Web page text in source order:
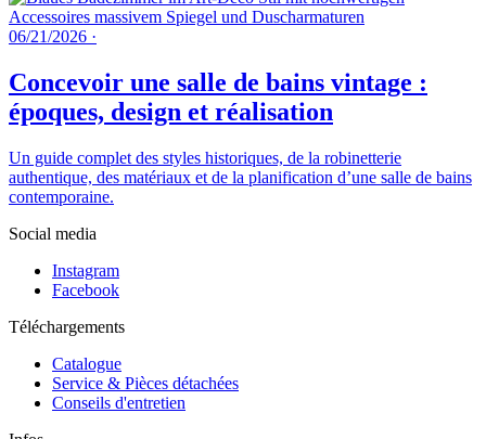
06/21/2026 ·
Concevoir une salle de bains vintage :
époques, design et réalisation
Un guide complet des styles historiques, de la robinetterie
authentique, des matériaux et de la planification d’une salle de bains
contemporaine.
Social media
Instagram
Facebook
Téléchargements
Catalogue
Service & Pièces détachées
Conseils d'entretien